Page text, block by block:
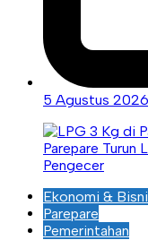
5 Agustus 2026
Ekonomi &
Parepare
Pemerintahan